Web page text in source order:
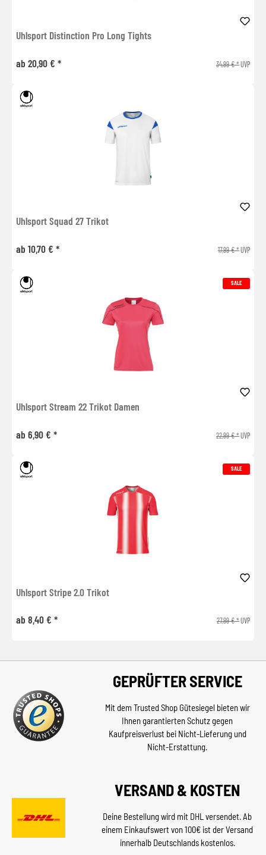
Uhlsport Distinction Pro Long Tights
ab 20,90 € * 34,99 € *UVP
Uhlsport Squad 27 Trikot
ab 10,70 € * 17,99 € *UVP
SALE
Uhlsport Stream 22 Trikot Damen
ab 6,90 € * 22,99 € *UVP
SALE
Uhlsport Stripe 2.0 Trikot
ab 8,40 € * 27,99 € *UVP
GEPRÜFTER SERVICE
Mit dem Trusted Shop Gütesiegel bieten wir
Ihnen garantierten Schutz gegen
Kaufpreisverlust bei Nicht-Lieferung und
Nicht-Erstattung.
VERSAND & KOSTEN
Deine Bestellung wird mit DHL versendet. Ab
einem Einkaufswert von 100€ ist der Versand
innerhalb Deutschlands kostenlos.